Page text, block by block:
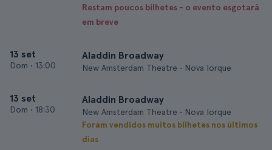
Restam poucos bilhetes - o evento esgotará
em breve
13 set
Dom • 13:00
Aladdin Broadway
New Amsterdam Theatre • Nova Iorque
13 set
Dom • 18:30
Aladdin Broadway
New Amsterdam Theatre • Nova Iorque
Foram vendidos muitos bilhetes nos últimos
dias